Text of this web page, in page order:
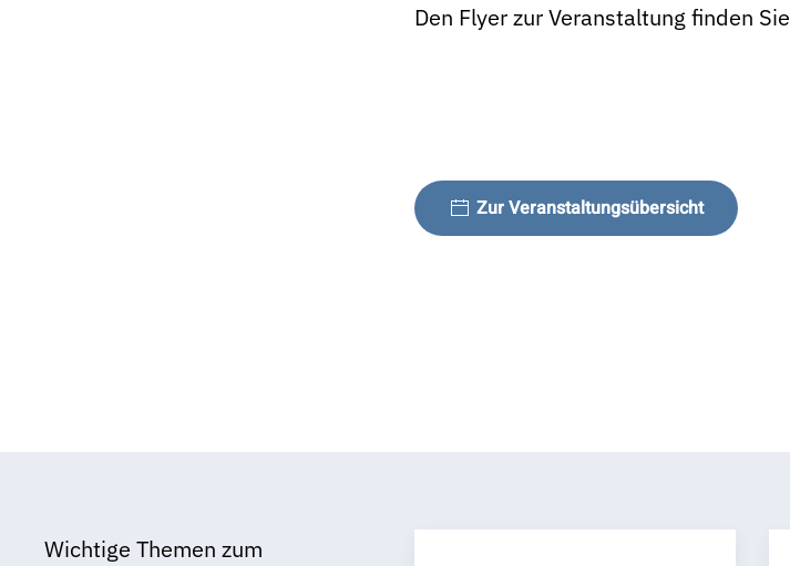
Den Flyer zur Veranstaltung finden Sie
Zur Veranstaltungsübersicht
Wichtige Themen zum